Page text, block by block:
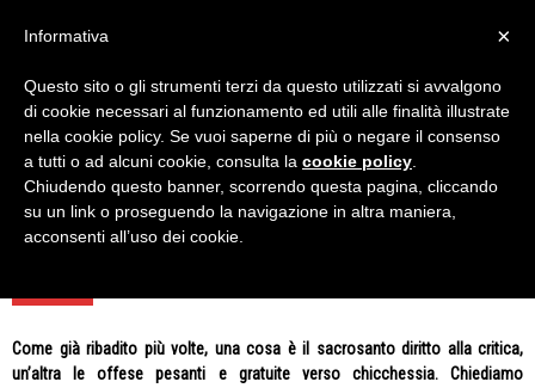
Home Nazionale Mondiali
MONDIALI
Nessun Articolo da visualizzare
Come già ribadito più volte, una cosa è il sacrosanto diritto alla critica,
un’altra le offese pesanti e gratuite verso chicchessia. Chiediamo
×
Informativa
Questo sito o gli strumenti terzi da questo utilizzati si avvalgono
di cookie necessari al funzionamento ed utili alle finalità illustrate
nella cookie policy. Se vuoi saperne di più o negare il consenso
a tutti o ad alcuni cookie, consulta la cookie policy
Chiudendo questo banner, scorrendo questa pagina, cliccando
su un link o proseguendo la navigazione in altra maniera,
acconsenti all’uso dei cookie.